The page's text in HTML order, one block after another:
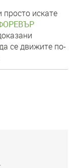
искате
се движите по-